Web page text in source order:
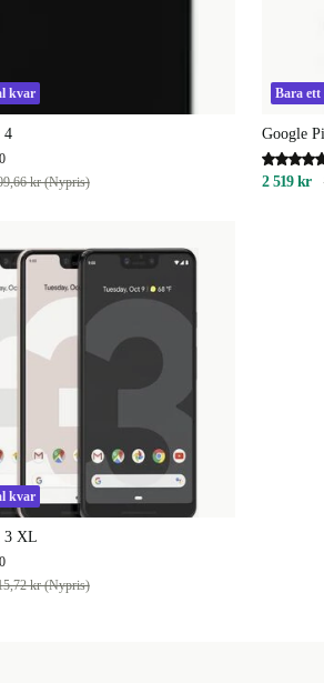
kvar
4
kr (Nypris)
Bara
Google
2 519 kr
kvar
3 XL
kr (Nypris)